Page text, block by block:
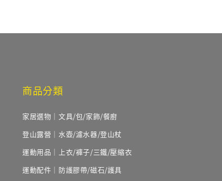
商品分類
家居選物｜文具/包/家飾/餐廚
登山露營｜水壺/濾水器/登山杖
運動用品｜上衣/褲子/三鐵/壓縮衣
運動配件｜防護膠帶/磁石/護具